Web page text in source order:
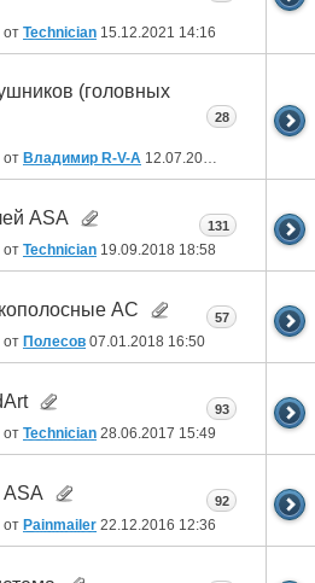
Technician 15.12.2021 14:16
(головных
Владимир R-V-A 12.07.2019
28
ASA
Technician 19.09.2018 18:58
131
АС
Полесов 07.01.2018 16:50
57
Technician 28.06.2017 15:49
93
ASA
Painmailer 22.12.2016 12:36
92